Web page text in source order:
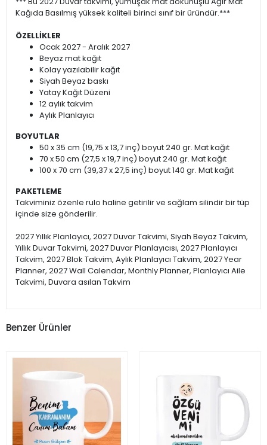
Kağıda Basılmış yüksek kaliteli birinci sınıf bir üründür.***
ÖZELLİKLER
Ocak 2027 - Aralık 2027
Beyaz mat kağıt
Kolay yazılabilir kağıt
Siyah Beyaz baskı
Yatay Kağıt Düzeni
12 aylık takvim
Aylık Planlayıcı
BOYUTLAR
50 x 35 cm (19,75 x 13,7 inç) boyut 240 gr. Mat kağıt
70 x 50 cm (27,5 x 19,7 inç) boyut 240 gr. Mat kağıt
100 x 70 cm (39,37 x 27,5 inç) boyut 140 gr. Mat kağıt
PAKETLEME
Takviminiz özenle rulo haline getirilir ve sağlam silindir bir tüp
içinde size gönderilir.
2027 Yıllık Planlayıcı, 2027 Duvar Takvimi, Siyah Beyaz Takvim,
Yıllık Duvar Takvimi, 2027 Duvar Planlayıcısı, 2027 Planlayıcı
Takvim, 2027 Blok Takvim, Aylık Planlayıcı Takvim, 2027 Year
Planner, 2027 Wall Calendar, Monthly Planner, Planlayıcı Aile
Takvimi, Duvara asılan Takvim
Benzer Ürünler